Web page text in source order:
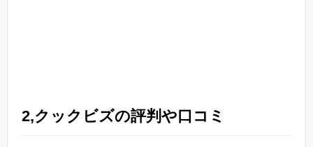
2,クックビズの評判や口コミ